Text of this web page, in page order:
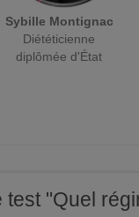
Sybille Montignac
Diététicienne
diplômée d'État
"Quel